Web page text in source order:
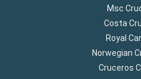
Msc
Costa
Royal
Norwegian
Cruceros